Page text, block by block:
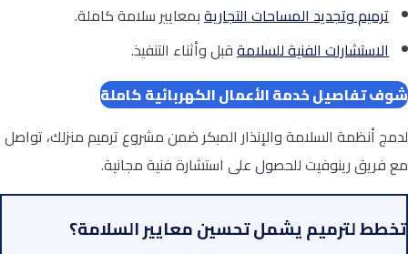
ترميم وتجديد المساحات التجاريةبمعايير سلامة كاملة.
الاستشارات الفنية للسلامةقبل وأثناء التنفيذ.
شوف تفاصيل خدمة الأعمال الكهربائية كاملة
لدمج أنظمة السلامة والإنذار المبكر ضمن مشروع ترميم منزلك، تواصل
مع فريق رينوفيت للحصول على استشارة فنية مجانية.
تخطط لترميم يشمل تحسين معايير السلامة؟